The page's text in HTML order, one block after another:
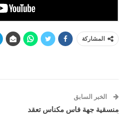
المشاركة
الخبر السابق
منسقية جهة فاس مكناس تعقد